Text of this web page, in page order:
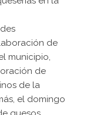
de
municipio,
de
de la
el domingo